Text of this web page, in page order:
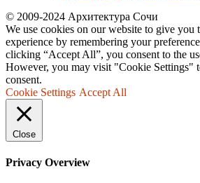
© 2009-2024 Архитектура Сочи
We use cookies on our website to give you
experience by remembering your
clicking “Accept All”, you consent to the
However, you may visit "Cookie Settings"
consent.
Cookie Settings Accept All
Close
Privacy Overview